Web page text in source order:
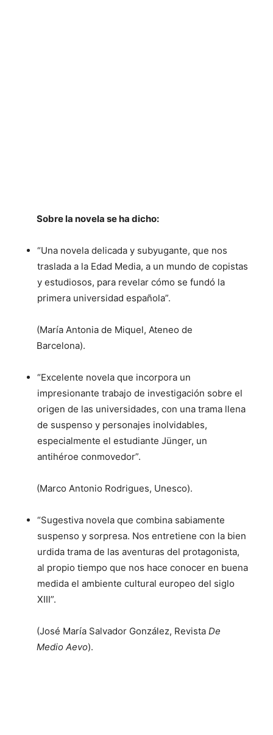
Sobre la novela se ha dicho:
“Una novela delicada y subyugante, que nos
traslada a la Edad Media, a un mundo de copistas
y estudiosos, para revelar cómo se fundó la
primera universidad española”.
(María Antonia de Miquel, Ateneo de
Barcelona).
“Excelente novela que incorpora un
impresionante trabajo de investigación sobre el
origen de las universidades, con una trama llena
de suspenso y personajes inolvidables,
especialmente el estudiante Jünger, un
antihéroe conmovedor”.
(Marco Antonio Rodrigues, Unesco).
“Sugestiva novela que combina sabiamente
suspenso y sorpresa. Nos entretiene con la bien
urdida trama de las aventuras del protagonista,
al propio tiempo que nos hace conocer en buena
medida el ambiente cultural europeo del siglo
XIII”.
(José María Salvador González, Revista De
Medio Aevo).